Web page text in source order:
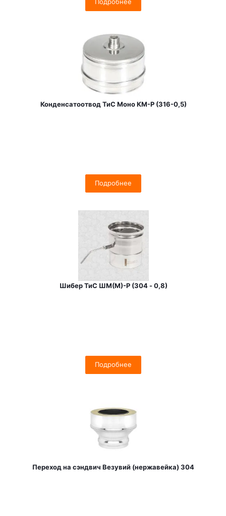
Конденсатоотвод ТиС Моно КМ-Р (316-0,5)
Подробнее
Шибер ТиС ШМ(М)-Р (304 - 0,8)
Подробнее
Переход на сэндвич Везувий (нержавейка) 304